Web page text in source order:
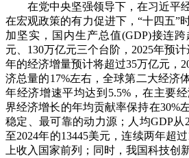
在党中央坚强领导下，在习近平经
在宏观政策的有力促进下，“十四五”
加坚实，国内生产总值(GDP)接连
元、130万亿元三个台阶，2025年预
年的经济增量预计将超过35万亿元，
济总量的17%左右，全球第二大经济
年经济增速平均达到5.5%，在主要
界经济增长的年均贡献率保持在30%
稳定、最可靠的动力源；人均GDP从
至2024年的13445美元，连续两年超
上收入国家前列；同时，我国科技创